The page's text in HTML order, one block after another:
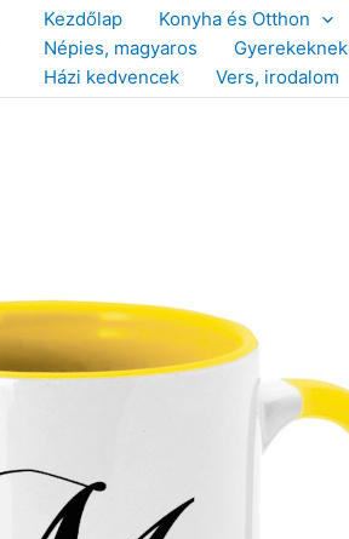
Kezdőlap Konyha és Otthon
Népies, magyaros
Gyerekeknek
Házi kedvencek
Vers, irodalom